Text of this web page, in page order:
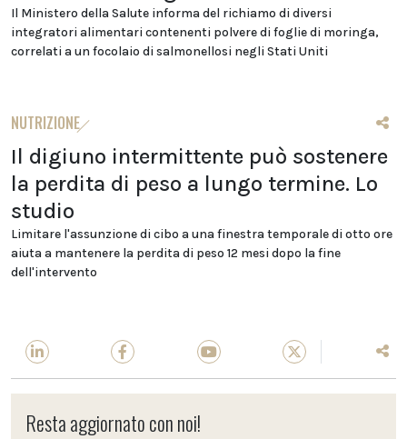
Il Ministero della Salute informa del richiamo di diversi
integratori alimentari contenenti polvere di foglie di moringa,
correlati a un focolaio di salmonellosi negli Stati Uniti
NUTRIZIONE
Il digiuno intermittente può sostenere
la perdita di peso a lungo termine. Lo
studio
Limitare l'assunzione di cibo a una finestra temporale di otto ore
aiuta a mantenere la perdita di peso 12 mesi dopo la fine
dell'intervento
Resta aggiornato con noi!